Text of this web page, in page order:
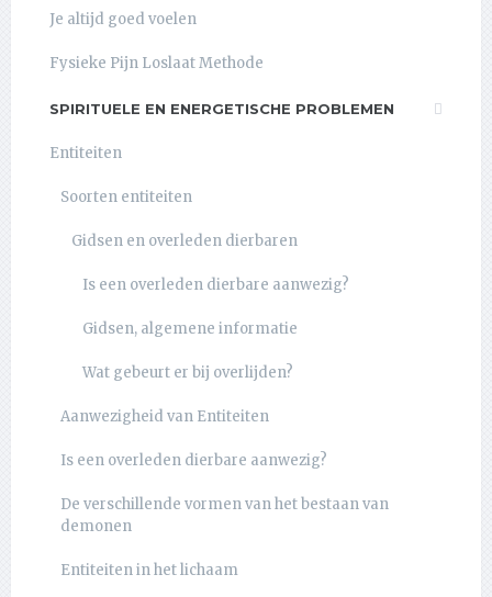
Je altijd goed voelen
Fysieke Pijn Loslaat Methode
SPIRITUELE EN ENERGETISCHE PROBLEMEN
Entiteiten
Soorten entiteiten
Gidsen en overleden dierbaren
Is een overleden dierbare aanwezig?
Gidsen, algemene informatie
Wat gebeurt er bij overlijden?
Aanwezigheid van Entiteiten
Is een overleden dierbare aanwezig?
De verschillende vormen van het bestaan van
demonen
Entiteiten in het lichaam